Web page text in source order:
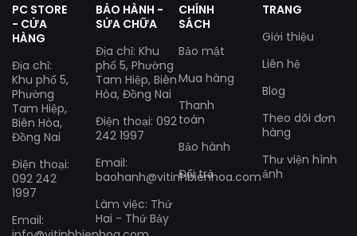
PC STORE
- CỬA
HÀNG
Địa chỉ:
Khu phố 5,
Phường
Tam Hiệp,
Biên Hòa,
Đồng Nai
Điện thoại:
092 242
1997
Email:
BẢO HÀNH -
SỬA CHỮA
Địa chỉ: Khu
phố 5, Phường
Tam Hiệp, Biên
Hòa, Đồng Nai
Điện thoại: 092
242 1997
Email:
baohanh@vitinhbienhoa.com
Làm việc: Thứ
Hai - Thứ Bảy
CHÍNH
SÁCH
Bảo mật
Mua hàng
Thanh
toán
Bảo hành
Đổi trả
TRANG
Giới thiệu
Liên hệ
Blog
Theo dõi đơn
hàng
Thư viện hình
ảnh